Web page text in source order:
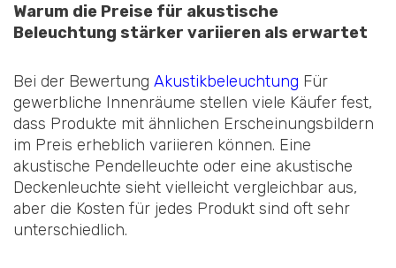
Warum die Preise für akustische
Beleuchtung stärker variieren als erwartet
Bei der Bewertung Akustikbeleuchtung Für
gewerbliche Innenräume stellen viele Käufer fest,
dass Produkte mit ähnlichen Erscheinungsbildern
im Preis erheblich variieren können. Eine
akustische Pendelleuchte oder eine akustische
Deckenleuchte sieht vielleicht vergleichbar aus,
aber die Kosten für jedes Produkt sind oft sehr
unterschiedlich.